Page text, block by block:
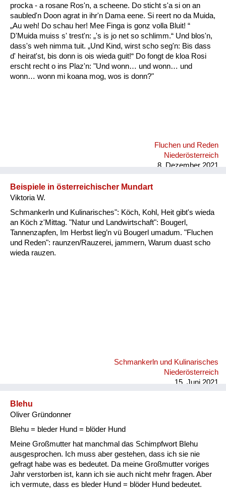
procka - a rosane Ros'n, a scheene. Do sticht s'a si on an
saubled'n Doon agrat in ihr'n Dama eene. Si reert no da Muida,
„Au weh! Do schau her! Mee Finga is gonz volla Bluit! “
D'Muida muiss s' trest'n: „'s is jo net so schlimm.“ Und blos'n,
dass's weh nimma tuit. „Und Kind, wirst scho seg'n: Bis dass
d' heirat'st, bis donn is ois wieda guit!“ Do fongt de kloa Rosi
erscht recht o ins Plaz'n: "Und wonn… und wonn… und
wonn… wonn mi koana mog, wos is donn?"
Fluchen und Reden
Niederösterreich
8. Dezember 2021
Beispiele in österreichischer Mundart
Viktoria W.
Schmankerln und Kulinarisches": Köch, Kohl, Heit gibt's wieda
an Köch z'Mittag. "Natur und Landwirtschaft": Bougerl,
Tannenzapfen, Im Herbst lieg’n vü Bougerl umadum. "Fluchen
und Reden": raunzen/Rauzerei, jammern, Warum duast scho
wieda rauzen.
Schmankerln und Kulinarisches
Niederösterreich
15. Juni 2021
Blehu
Oliver Gründonner
Blehu = bleder Hund = blöder Hund
Meine Großmutter hat manchmal das Schimpfwort Blehu
ausgesprochen. Ich muss aber gestehen, dass ich sie nie
gefragt habe was es bedeutet. Da meine Großmutter voriges
Jahr verstorben ist, kann ich sie auch nicht mehr fragen. Aber
ich vermute, dass es bleder Hund = blöder Hund bedeutet.